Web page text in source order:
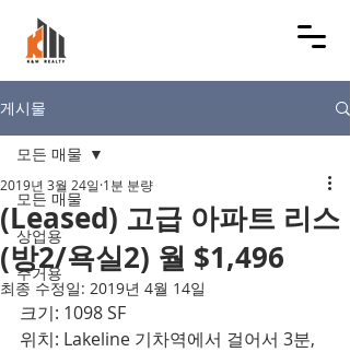
게시물
모든 매물
상업용
주거용
모든 매물
(Leased) 고급 아파트 리스
(방2/욕실2) 월 $1,496
2019년 3월 24일 1분 분량
최종 수정일: 2019년 4월 14일
크기: 1098 SF
위치: Lakeline 기차역에서 걸어서 3분,